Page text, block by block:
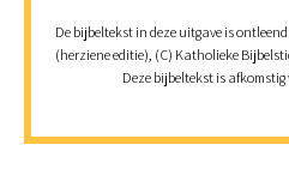
De bijbeltekst in deze uitgave is
(herziene editie), (C) Katholieke
Deze bijbeltekst is